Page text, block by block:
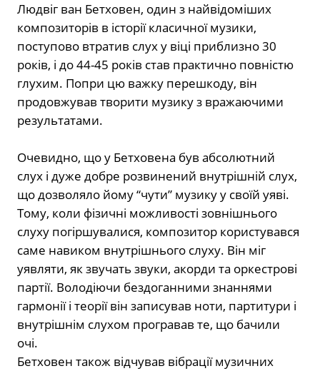
Людвіг ван Бетховен, один з найвідоміших
композиторів в історії класичної музики,
поступово втратив слух у віці приблизно 30
років, і до 44-45 років став практично повністю
глухим. Попри цю важку перешкоду, він
продовжував творити музику з вражаючими
результатами.
Очевидно, що у Бетховена був абсолютний
слух і дуже добре розвинений внутрішній слух,
що дозволяло йому “чути” музику у своїй уяві.
Тому, коли фізичні можливості зовнішнього
слуху погіршувалися, композитор користувався
саме навиком внутрішнього слуху. Він міг
уявляти, як звучать звуки, акорди та оркестрові
партії. Володіючи бездоганними знаннями
гармонії і теорії він записував ноти, партитури і
внутрішнім слухом програвав те, що бачили
очі.
Бетховен також відчував вібрації музичних